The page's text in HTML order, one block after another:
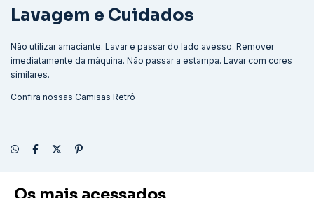
Lavagem e Cuidados
Não utilizar amaciante. Lavar e passar do lado avesso. Remover
imediatamente da máquina. Não passar a estampa. Lavar com cores
similares.
Confira nossas Camisas Retrô